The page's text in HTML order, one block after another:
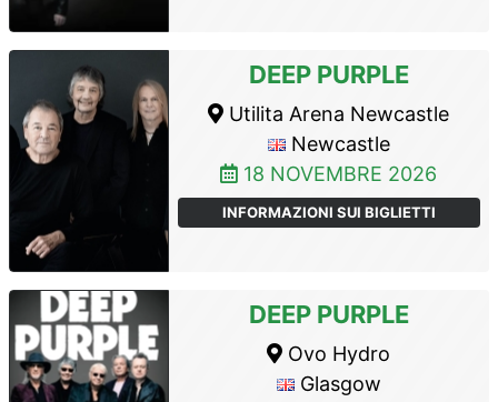
DEEP PURPLE
Utilita Arena Newcastle
Newcastle
18 NOVEMBRE 2026
INFORMAZIONI SUI BIGLIETTI
DEEP PURPLE
Ovo Hydro
Glasgow